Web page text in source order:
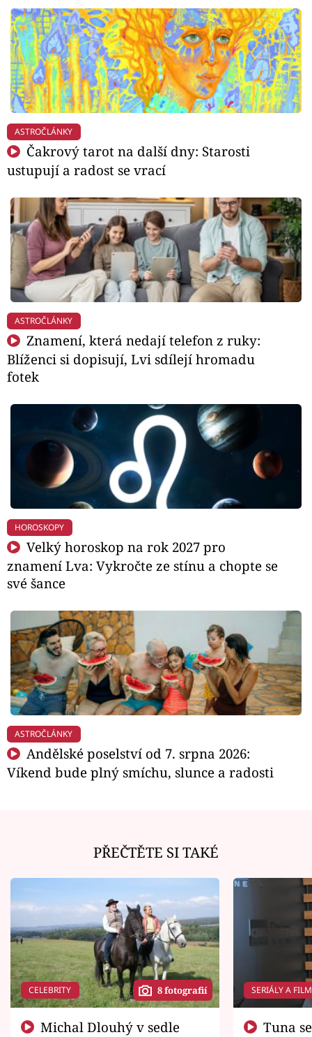
ASTROČLÁNKY
Čakrový tarot na další dny: Starosti
ustupují a radost se vrací
ASTROČLÁNKY
Znamení, která nedají telefon z ruky:
Blíženci si dopisují, Lvi sdílejí hromadu
fotek
HOROSKOPY
Velký horoskop na rok 2027 pro
znamení Lva: Vykročte ze stínu a chopte se
své šance
ASTROČLÁNKY
Andělské poselství od 7. srpna 2026:
Víkend bude plný smíchu, slunce a radosti
PŘEČTĚTE SI TAKÉ
CELEBRITY 8 fotografií SERIÁLY A